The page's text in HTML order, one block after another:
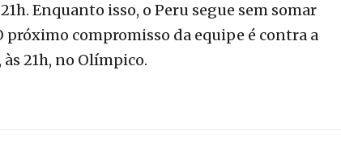
Enquanto isso, o Peru segue sem somar
próximo compromisso da equipe é contra a
21h, no Olímpico.